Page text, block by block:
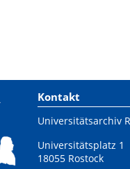
Kontakt
Universitätsarchiv
Universitätsplatz 1
18055 Rostock